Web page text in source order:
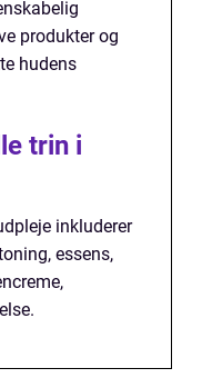
produkter og
hudens
trin i
inkluderer
essens,